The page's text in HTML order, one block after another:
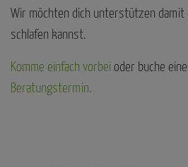
Wir möchten dich unterstützen damit
schlafen kannst.
Komme einfach vorbei oder buche
Beratungstermin.